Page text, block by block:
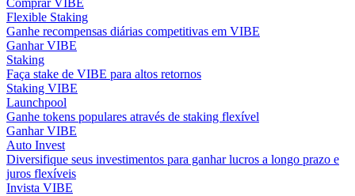
Guia
Guia para iniciantes em futuros
Comprar VIBE
Flexible Staking
Ganhe recompensas diárias competitivas em VIBE
Ganhar VIBE
Staking
Faça stake de VIBE para altos retornos
Staking VIBE
Launchpool
Ganhe tokens populares através de staking flexível
Ganhar VIBE
Auto Invest
Diversifique seus investimentos para ganhar lucros a longo prazo e
juros flexíveis
Invista VIBE